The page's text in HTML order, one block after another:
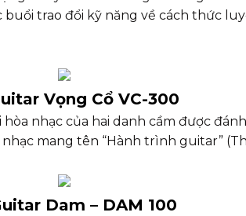
buổi trao đổi kỹ năng về cách thức
Vọng Cổ VC-300
nhạc của hai danh cầm được
mang tên “Hành trình guitar”
Dam – DAM 100